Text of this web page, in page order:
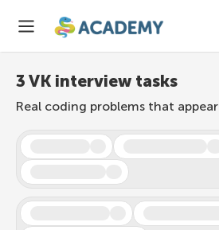
3 VK interview tasks
Real coding problems that